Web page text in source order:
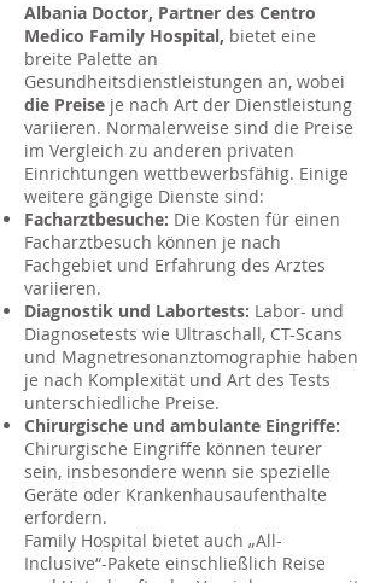
Albania Doctor, Partner des Centro
Medico Family Hospital, bietet eine
breite Palette an
Gesundheitsdienstleistungen an, wobei
die Preise je nach Art der Dienstleistung
variieren. Normalerweise sind die Preise
im Vergleich zu anderen privaten
Einrichtungen wettbewerbsfähig. Einige
weitere gängige Dienste sind:
Facharztbesuche: Die Kosten für einen
Facharztbesuch können je nach
Fachgebiet und Erfahrung des Arztes
variieren.
Diagnostik und Labortests: Labor- und
Diagnosetests wie Ultraschall, CT-Scans
und Magnetresonanztomographie haben
je nach Komplexität und Art des Tests
unterschiedliche Preise.
Chirurgische und ambulante Eingriffe:
Chirurgische Eingriffe können teurer
sein, insbesondere wenn sie spezielle
Geräte oder Krankenhausaufenthalte
erfordern.
Family Hospital bietet auch „All-
Inclusive“-Pakete einschließlich Reise